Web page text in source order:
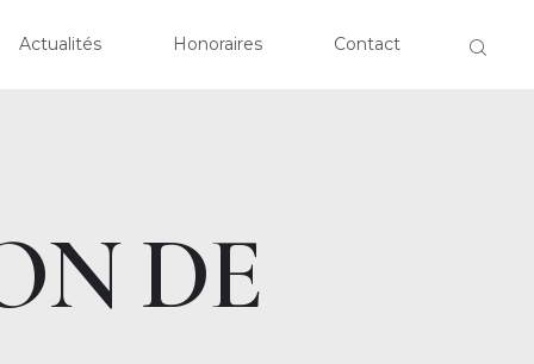
Actualités Honoraires Contact
DE
CLOSE